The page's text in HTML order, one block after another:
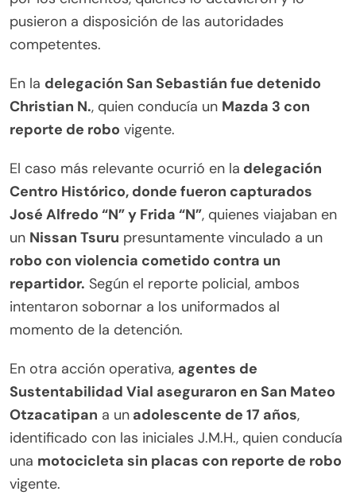
pusieron a disposición de las autoridades
competentes.
En la delegación San Sebastián fue detenido
Christian N., quien conducía un Mazda 3 con
reporte de robo vigente.
El caso más relevante ocurrió en la delegación
Centro Histórico, donde fueron capturados
José Alfredo “N” y Frida “N”, quienes viajaban en
un Nissan Tsuru presuntamente vinculado a un
robo con violencia cometido contra un
repartidor. Según el reporte policial, ambos
intentaron sobornar a los uniformados al
momento de la detención.
En otra acción operativa, agentes de
Sustentabilidad Vial aseguraron en San Mateo
Otzacatipan a un adolescente de 17 años,
identificado con las iniciales J.M.H., quien conducía
una motocicleta sin placas con reporte de robo
vigente.